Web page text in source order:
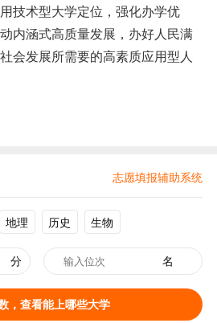
技术型大学定位，强化办学优
内涵式高质量发展，办好人民满
会发展所需要的高素质应用型人
志愿填报辅助系统
地理 历史 生物
分 名
，查看能上哪些大学